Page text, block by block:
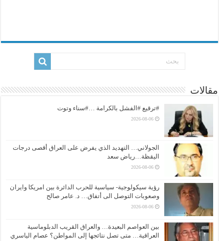
مقالات
#ترقيع #الفشل بالكرامة …#سناء وتوت
2026-08-06
الجولاني… التهديد الذي يفرض على العراق أقصى درجات
اليقظة…رياض سعد
2026-08-06
رؤية سيكولوجية- سياسية للحرب الدائرة بين امريكا وايران
وصعوبات التوصل الى أتفاق… د. عامر صالح
2026-08-06
بين العواصم البعيدة… والعراق القريب الدبلوماسية
العراقية… متى تصل نتائجها إلى المواطن؟ عصام الياسري